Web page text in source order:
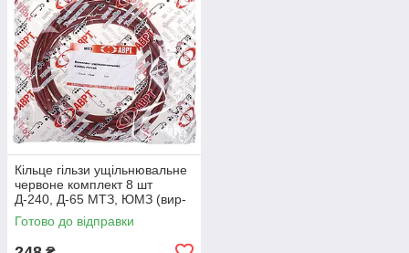
Кільце гільзи ущільнювальне
червоне комплект 8 шт
Д-240, Д-65 МТЗ, ЮМЗ (вир-
во ПХТ Україна) 50-1002022 /
50-1002022-А
Готово до відправки